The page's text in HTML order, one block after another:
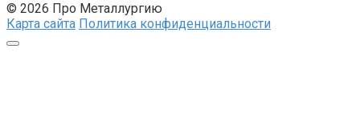
© 2026 Про Металлургию
Карта сайта Политика конфиденциальности